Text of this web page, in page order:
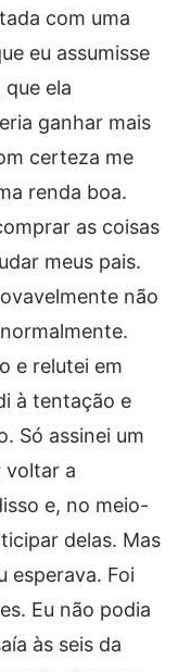
com uma
eu assumisse
ela
ganhar mais
certeza me
renda boa.
as coisas
meus pais.
não
e relutei em
à tentação e
Só assinei um
voltar a
e, no meio-
delas. Mas
esperava. Foi
Eu não podia
às seis da